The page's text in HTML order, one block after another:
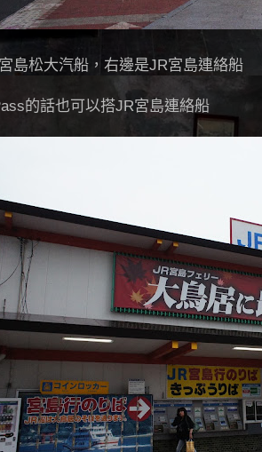
島松大汽船，右邊是JR宮島連絡船
的話也可以搭JR宮島連絡船